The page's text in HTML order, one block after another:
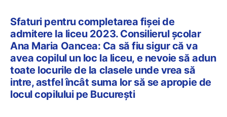
Sfaturi pentru completarea fișei de
admitere la liceu 2023. Consilierul școlar
Ana Maria Oancea: Ca să fiu sigur că va
avea copilul un loc la liceu, e nevoie să adun
toate locurile de la clasele unde vrea să
intre, astfel încât suma lor să se apropie de
locul copilului pe București